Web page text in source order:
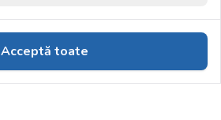
Acceptă toate